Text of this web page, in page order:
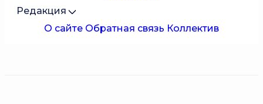
Редакция
О сайте Обратная связь Коллектив